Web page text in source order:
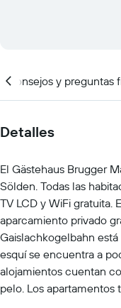
Consejos y preguntas
Detalles
El Gästehaus Brugger
Sölden. Todas las
TV LCD y WiFi gratuita.
aparcamiento privado
Gaislachkogelbahn
esquí se encuentra a
alojamientos cuentan
pelo. Los